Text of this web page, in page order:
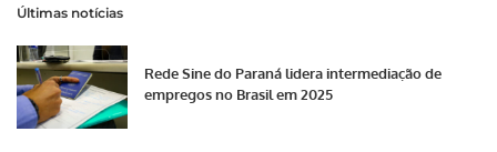
Últimas notícias
Rede Sine do Paraná lidera intermediação de
empregos no Brasil em 2025